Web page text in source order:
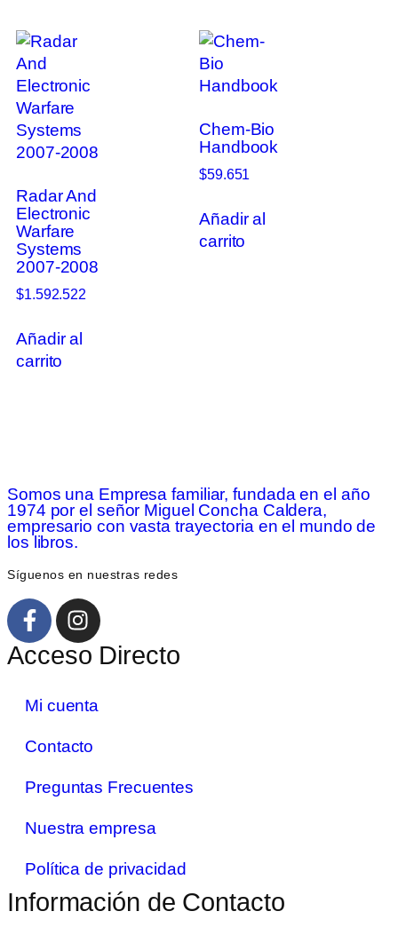
Radar And
Electronic
Warfare
Systems
2007-2008
$1.592.522
Añadir al
carrito
Chem-Bio
Handbook
$59.651
Añadir al
carrito
Somos una Empresa familiar, fundada en el año
1974 por el señor Miguel Concha Caldera,
empresario con vasta trayectoria en el mundo de
los libros.
Síguenos en nuestras redes
Acceso Directo
Mi cuenta
Contacto
Preguntas Frecuentes
Nuestra empresa
Política de privacidad
Información de Contacto